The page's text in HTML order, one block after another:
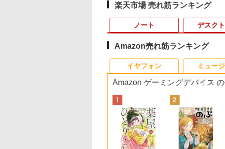
楽天市場 売れ筋ランキング
ノート
1
価格重視訳あり ノー
トパソコン Office付き
店長おまかせ 東芝 富
2
【エントリーでポイン
ト10倍】 【Dランク
訳あり】中古 ノートパ
デスク
1
ポイント10倍 中古パソ
コン デスクトップパソ
コン Windows
2
【エントリーでポイン
ト100％還元のチャン
ス】GMKtec ミニpc
1
【P最大31.5%還元！】
Minifire モニター24インチ
IPS 内蔵スピーカーディスプ
2
ゲーミングモニ
ー 24.5インチ
180Hz 180hz
1
Aランクパーティを離
脱した俺は、元教え子
たちと迷宮深部を目指
2
異世界ウォーキング
（14） 【電子書籍】[
あるくひと ]
Amazon売れ筋ランキング
イヤフォン ミュー
Amazon ゲーミングデバイス